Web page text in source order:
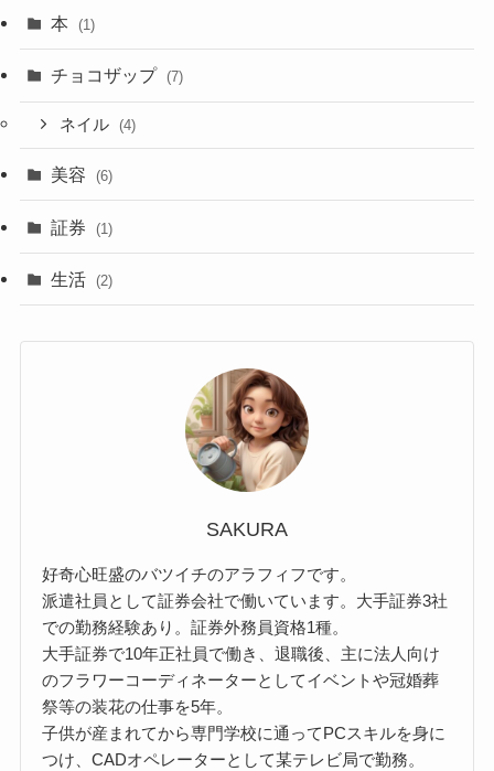
本 (1)
チョコザップ (7)
ネイル (4)
美容 (6)
証券 (1)
生活 (2)
SAKURA
好奇心旺盛のバツイチのアラフィフです。
派遣社員として証券会社で働いています。大手証券3社
での勤務経験あり。証券外務員資格1種。
大手証券で10年正社員で働き、退職後、主に法人向け
のフラワーコーディネーターとしてイベントや冠婚葬
祭等の装花の仕事を5年。
子供が産まれてから専門学校に通ってPCスキルを身に
つけ、CADオペレーターとして某テレビ局で勤務。